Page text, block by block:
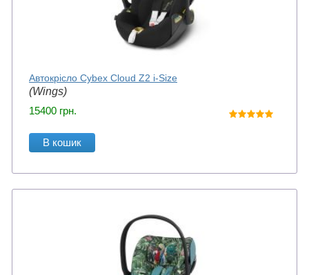
Автокрісло Cybex Cloud Z2 i-Size
(Wings)
15400 грн.
В кошик